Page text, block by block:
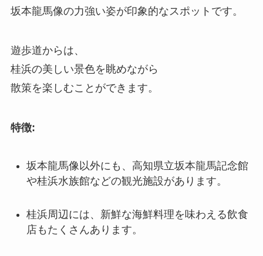
坂本龍馬像の力強い姿が印象的なスポットです。
遊歩道からは、
桂浜の美しい景色を眺めながら
散策を楽しむことができます。
特徴:
坂本龍馬像以外にも、高知県立坂本龍馬記念館
や桂浜水族館などの観光施設があります。
桂浜周辺には、新鮮な海鮮料理を味わえる飲食
店もたくさんあります。